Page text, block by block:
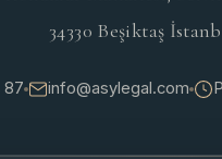
34330 Beşiktaş
87 info@asylegal.com